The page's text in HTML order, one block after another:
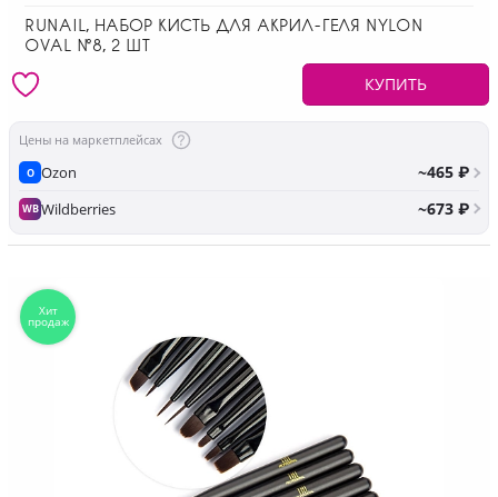
RUNAIL, НАБОР КИСТЬ ДЛЯ АКРИЛ-ГЕЛЯ NYLON
OVAL №8, 2 ШТ
КУПИТЬ
Цены на маркетплейсах
O Ozon ~465 ₽
WBWildberries ~673 ₽